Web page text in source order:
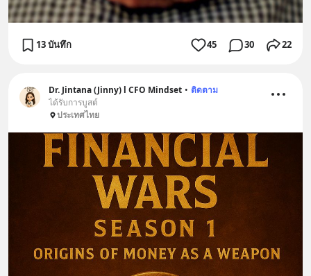
13 บันทึก 45 30 22
Dr. Jintana (Jinny) l CFO Mindset • ติดตาม
ได้รับการบูสต์
ประเทศไทย